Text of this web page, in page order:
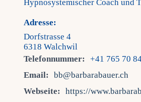
Hypnosystemischer Coach und
Adresse:
Dorfstrasse 4
6318 Walchwil
Telefonnummer:
+41 765 70
Email:
bb@barbarabauer.ch
Webseite:
https://